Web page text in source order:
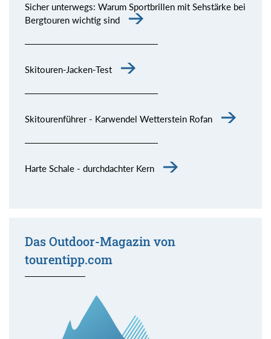
Sicher unterwegs: Warum Sportbrillen mit Sehstärke bei
Bergtouren wichtig sind
Skitouren-Jacken-Test
Skitourenführer - Karwendel Wetterstein Rofan
Harte Schale - durchdachter Kern
Das Outdoor-Magazin von
tourentipp.com